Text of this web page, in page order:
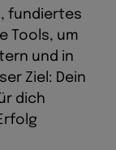
fundiertes
Tools, um
und in
Ziel: Dein
dich